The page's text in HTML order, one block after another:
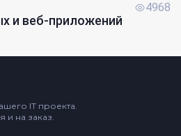
4968
и веб-приложений
IT проекта.
и на заказ.